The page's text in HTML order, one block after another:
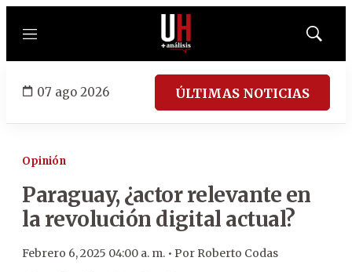
Menú
Mostrar
07 ago 2026 ÚLTIMAS NOTICIAS
Opinión
Paraguay, ¿actor relevante en
la revolución digital actual?
Febrero 6, 2025 04:00 a. m. • Por Roberto Codas